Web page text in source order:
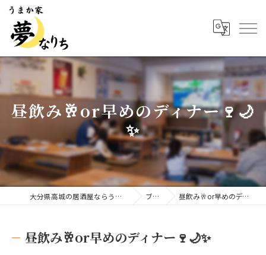
昼飲み🥂or早めのディナー🍷🌙
✨
大分県高城の居酒屋ならうまか家 夢なりち ブログ 昼飲み🥂or早めのディナー🍷🌙✨
昼飲み🥂or早めのディナー🍷🌙✨